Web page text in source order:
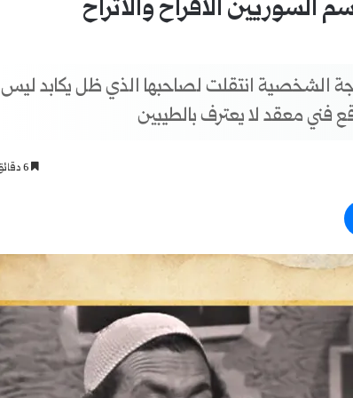
الأفراح والأتراح
الشخصية انتقلت لصاحبها الذي ظل يكابد ليس
فني معقد لا يعترف بالطيبين